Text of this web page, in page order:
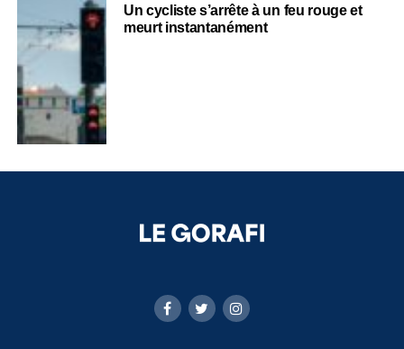
Un cycliste s’arrête à un feu rouge et
meurt instantanément